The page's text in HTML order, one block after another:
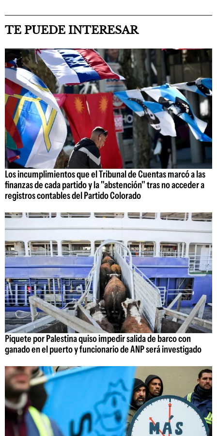
TE PUEDE INTERESAR
Los incumplimientos que el Tribunal de Cuentas marcó a las
finanzas de cada partido y la "abstención" tras no acceder a
registros contables del Partido Colorado
Piquete por Palestina quiso impedir salida de barco con
ganado en el puerto y funcionario de ANP será investigado